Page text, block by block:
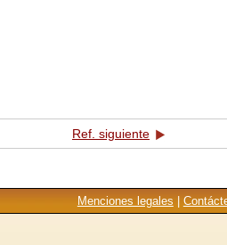
Ref. siguiente
Menciones legales